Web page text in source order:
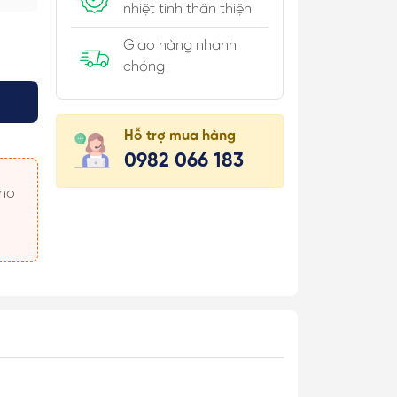
Hộp
nhiệt tình thân thiện
Giao hàng nhanh
chóng
Hỗ trợ mua hàng
0982 066 183